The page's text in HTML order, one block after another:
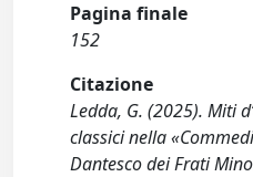
Pagina finale
152
Citazione
Ledda, G. (2025). Miti
classici nella
Dantesco dei Frati